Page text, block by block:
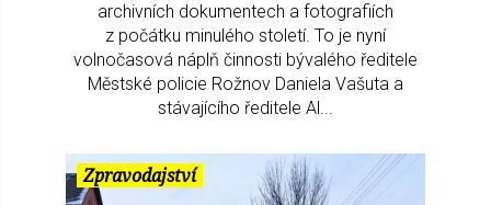
archivních dokumentech a fotografiích
z počátku minulého století. To je nyní
volnočasová náplň činnosti bývalého ředitele
Městské policie Rožnov Daniela Vašuta a
stávajícího ředitele Al...
Zpravodajství